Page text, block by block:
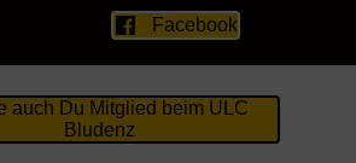
Facebook
auch Du Mitglied beim ULC
Bludenz